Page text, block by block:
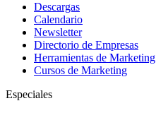
Descargas
Calendario
Newsletter
Directorio de Empresas
Herramientas de Marketing
Cursos de Marketing
Especiales